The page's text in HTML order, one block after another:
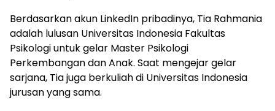
Berdasarkan akun LinkedIn pribadinya, Tia Rahmania
adalah lulusan Universitas Indonesia Fakultas
Psikologi untuk gelar Master Psikologi
Perkembangan dan Anak. Saat mengejar gelar
sarjana, Tia juga berkuliah di Universitas Indonesia
jurusan yang sama.